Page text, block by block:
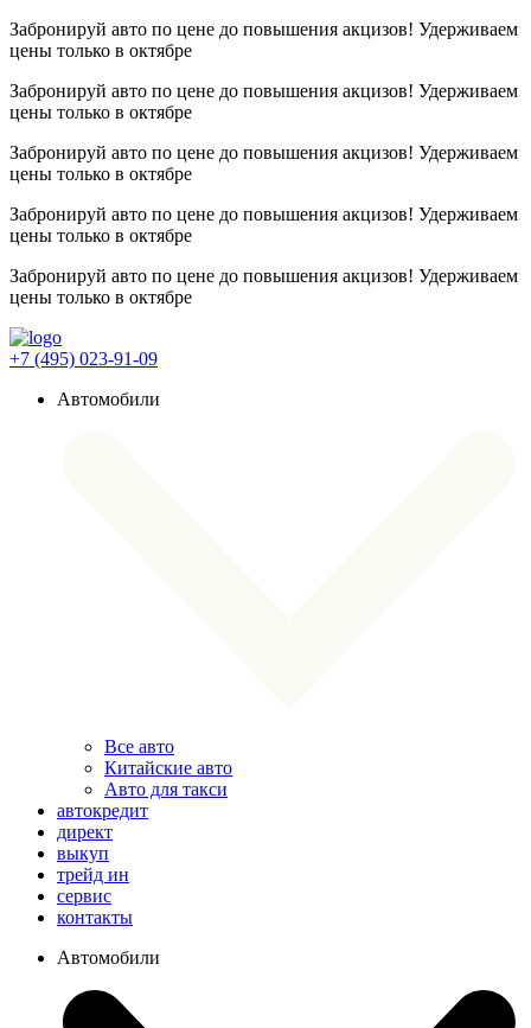
Забронируй авто по цене до повышения акцизов! Удерживаем
цены только в октябре
Забронируй авто по цене до повышения акцизов! Удерживаем
цены только в октябре
Забронируй авто по цене до повышения акцизов! Удерживаем
цены только в октябре
Забронируй авто по цене до повышения акцизов! Удерживаем
цены только в октябре
Забронируй авто по цене до повышения акцизов! Удерживаем
цены только в октябре
+7 (495) 023-91-09
Автомобили
Все авто
Китайские авто
Авто для такси
автокредит
директ
выкуп
трейд ин
сервис
контакты
Автомобили